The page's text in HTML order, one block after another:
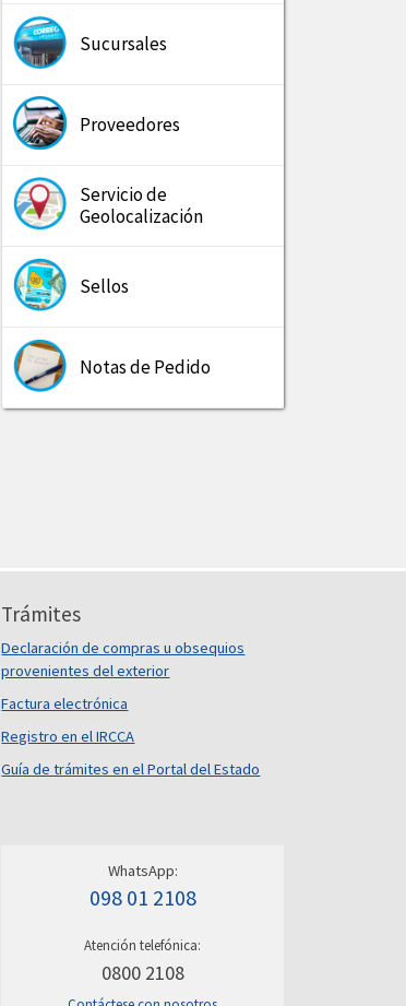
Sucursales
Proveedores
Servicio de
Geolocalización
Sellos
Notas de Pedido
Trámites
Declaración de compras u obsequios
provenientes del exterior
Factura electrónica
Registro en el IRCCA
Guía de trámites en el Portal del Estado
WhatsApp:
098 01 2108
Atención telefónica:
0800 2108